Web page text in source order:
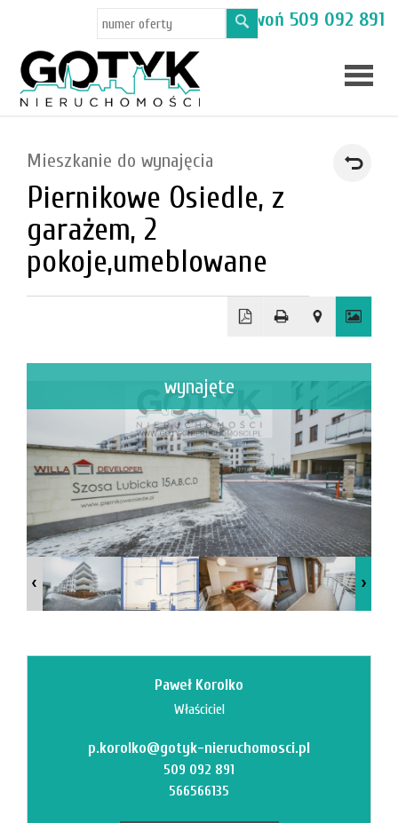
Masz pytania? Zadzwoń 509 092 891
Mieszkanie do wynajęcia
Piernikowe Osiedle, z
garażem, 2
pokoje,umeblowane
wynajęte
Paweł Korolko
Właściciel
p.korolko@gotyk-nieruchomosci.pl
509 092 891
566566135